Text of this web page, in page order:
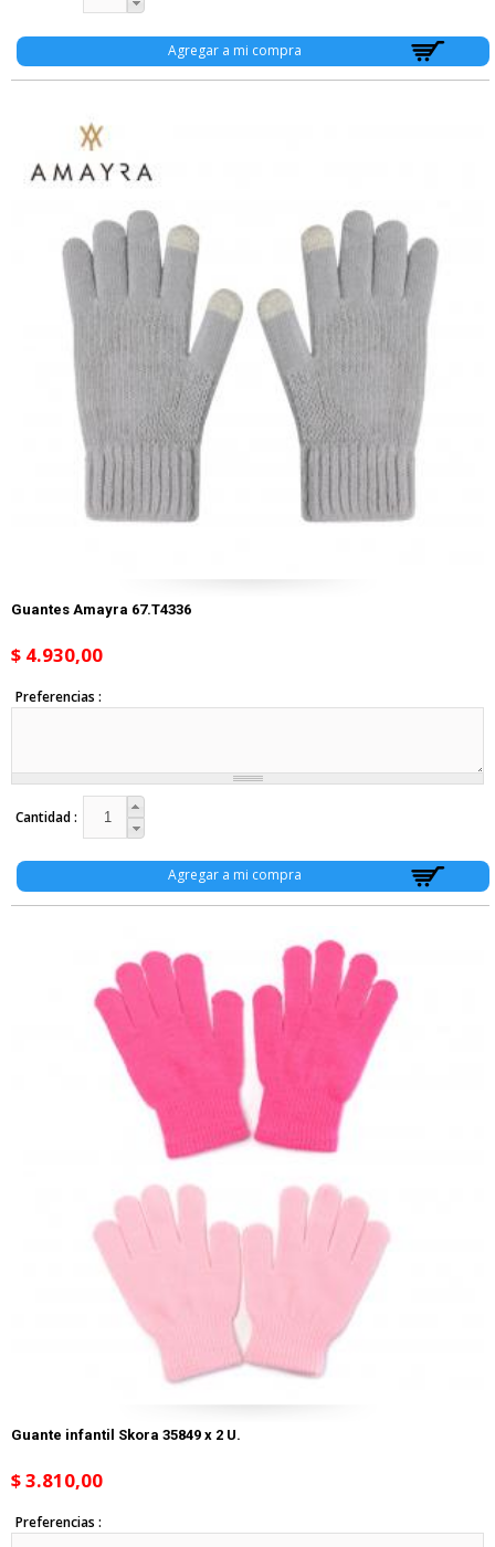
Guantes Amayra 67.T4336
$ 4.930,00
Preferencias
Cantidad
Guante infantil Skora 35849 x 2 U.
$ 3.810,00
Preferencias